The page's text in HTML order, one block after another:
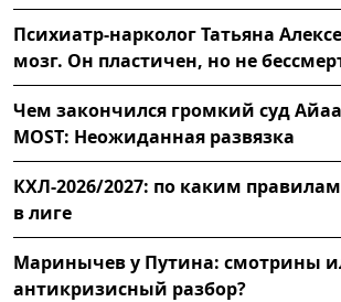
Психиатр-нарколог Татьяна
мозг. Он пластичен, но не
Чем закончился громкий суд
MOST: Неожиданная развязка
КХЛ-2026/2027: по каким
в лиге
Маринычев у Путина: смотрины
антикризисный разбор?